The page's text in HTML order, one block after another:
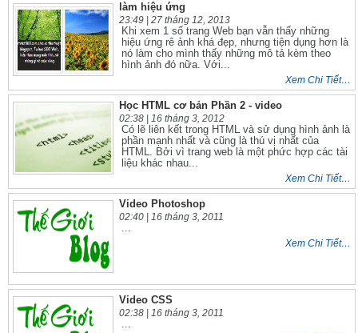
làm hiệu ứng
23:49 | 27 tháng 12, 2013
Khi xem 1 số trang Web bạn vẫn thấy những
hiệu ứng rê ảnh khá đẹp, nhưng tiện dụng hơn là
nó làm cho mình thấy những mô tả kèm theo
hình ảnh đó nữa. Với...
Xem Chi Tiết…
Học HTML cơ bản Phần 2 - video
02:38 | 16 tháng 3, 2012
Có lẽ liên kết trong HTML và sử dụng hình ảnh là
phần mạnh nhất và cũng là thú vị nhất của
HTML. Bởi vì trang web là một phức hợp các tài
liệu khác nhau...
Xem Chi Tiết…
Video Photoshop
02:40 | 16 tháng 3, 2011
...
Xem Chi Tiết…
Video CSS
02:38 | 16 tháng 3, 2011
...